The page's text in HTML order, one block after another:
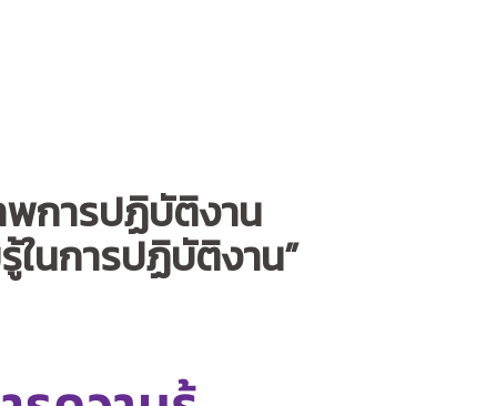
การปฏิบัติงาน
นการปฏิบัติงาน”